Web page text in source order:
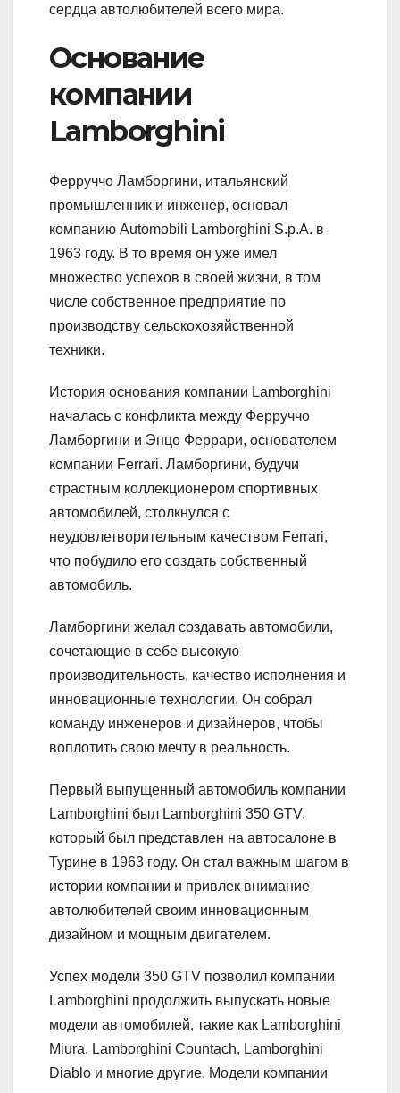
сердца автолюбителей всего мира.
Основание
компании
Lamborghini
Ферруччо Ламборгини, итальянский
промышленник и инженер, основал
компанию Automobili Lamborghini S.p.A. в
1963 году. В то время он уже имел
множество успехов в своей жизни, в том
числе собственное предприятие по
производству сельскохозяйственной
техники.
История основания компании Lamborghini
началась с конфликта между Ферруччо
Ламборгини и Энцо Феррари, основателем
компании Ferrari. Ламборгини, будучи
страстным коллекционером спортивных
автомобилей, столкнулся с
неудовлетворительным качеством Ferrari,
что побудило его создать собственный
автомобиль.
Ламборгини желал создавать автомобили,
сочетающие в себе высокую
производительность, качество исполнения и
инновационные технологии. Он собрал
команду инженеров и дизайнеров, чтобы
воплотить свою мечту в реальность.
Первый выпущенный автомобиль компании
Lamborghini был Lamborghini 350 GTV,
который был представлен на автосалоне в
Турине в 1963 году. Он стал важным шагом в
истории компании и привлек внимание
автолюбителей своим инновационным
дизайном и мощным двигателем.
Успех модели 350 GTV позволил компании
Lamborghini продолжить выпускать новые
модели автомобилей, такие как Lamborghini
Miura, Lamborghini Countach, Lamborghini
Diablo и многие другие. Модели компании